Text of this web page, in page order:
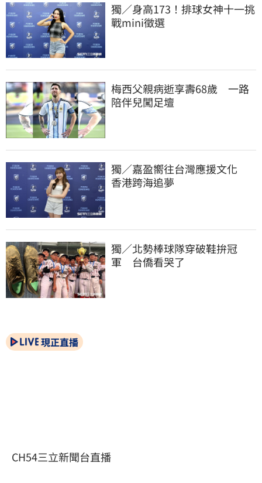
獨／身高173！排球女神十一挑
戰mini徵選
梅西父親病逝享壽68歲　一路
陪伴兒闖足壇
獨／嘉盈嚮往台灣應援文化
香港跨海追夢
獨／北勢棒球隊穿破鞋拚冠
軍　台僑看哭了
現正直播
CH54三立新聞台直播